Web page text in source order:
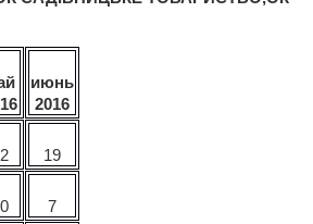
июнь
2016
19
7